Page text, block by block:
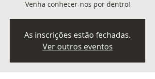
Venha conhecer-nos por dentro!
As inscrições estão fechadas.
Ver outros eventos